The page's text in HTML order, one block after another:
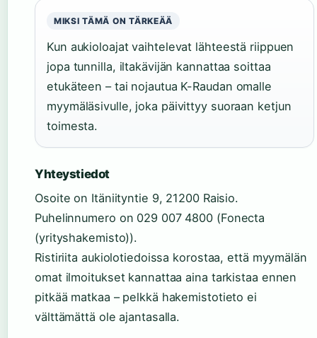
MIKSI TÄMÄ ON TÄRKEÄÄ
Kun aukioloajat vaihtelevat lähteestä riippuen
jopa tunnilla, iltakävijän kannattaa soittaa
etukäteen – tai nojautua K-Raudan omalle
myymäläsivulle, joka päivittyy suoraan ketjun
toimesta.
Yhteystiedot
Osoite on Itäniityntie 9, 21200 Raisio.
Puhelinnumero on 029 007 4800 (Fonecta
(yrityshakemisto)).
Ristiriita aukiolotiedoissa korostaa, että myymälän
omat ilmoitukset kannattaa aina tarkistaa ennen
pitkää matkaa – pelkkä hakemistotieto ei
välttämättä ole ajantasalla.